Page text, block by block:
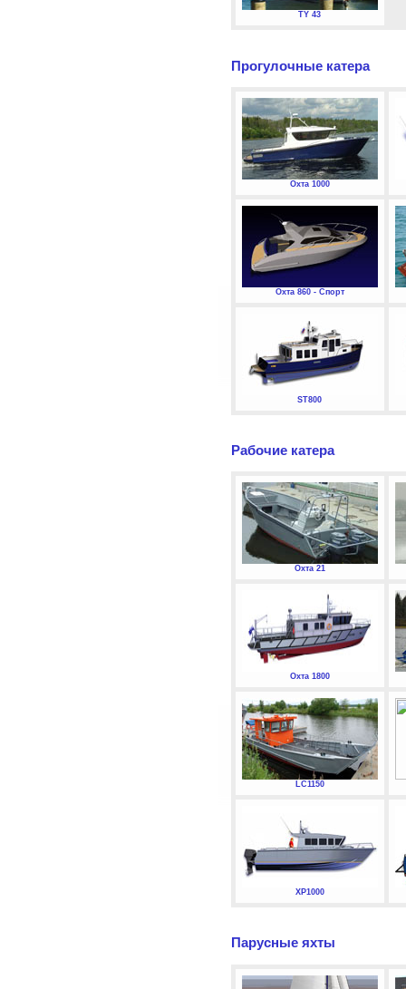
TY 43
Прогулочные катера
Охта 1000
Охта 860 - Спорт
ST800
Рабочие катера
Охта 21
Охта 1800
LC1150
XP1000
Парусные яхты